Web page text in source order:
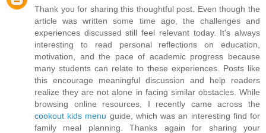
Thank you for sharing this thoughtful post. Even though the
article was written some time ago, the challenges and
experiences discussed still feel relevant today. It's always
interesting to read personal reflections on education,
motivation, and the pace of academic progress because
many students can relate to these experiences. Posts like
this encourage meaningful discussion and help readers
realize they are not alone in facing similar obstacles. While
browsing online resources, I recently came across the
cookout kids menu guide, which was an interesting find for
family meal planning. Thanks again for sharing your